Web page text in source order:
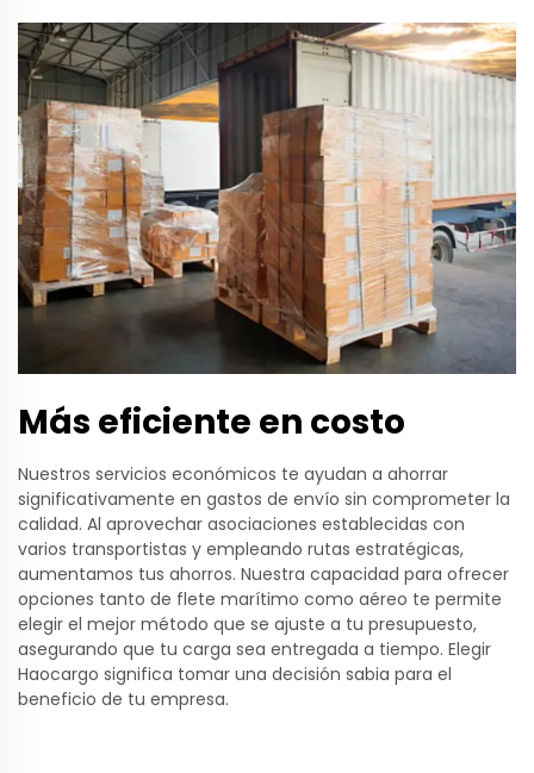
Más eficiente en costo
Nuestros servicios económicos te ayudan a ahorrar
significativamente en gastos de envío sin comprometer la
calidad. Al aprovechar asociaciones establecidas con
varios transportistas y empleando rutas estratégicas,
aumentamos tus ahorros. Nuestra capacidad para ofrecer
opciones tanto de flete marítimo como aéreo te permite
elegir el mejor método que se ajuste a tu presupuesto,
asegurando que tu carga sea entregada a tiempo. Elegir
Haocargo significa tomar una decisión sabia para el
beneficio de tu empresa.